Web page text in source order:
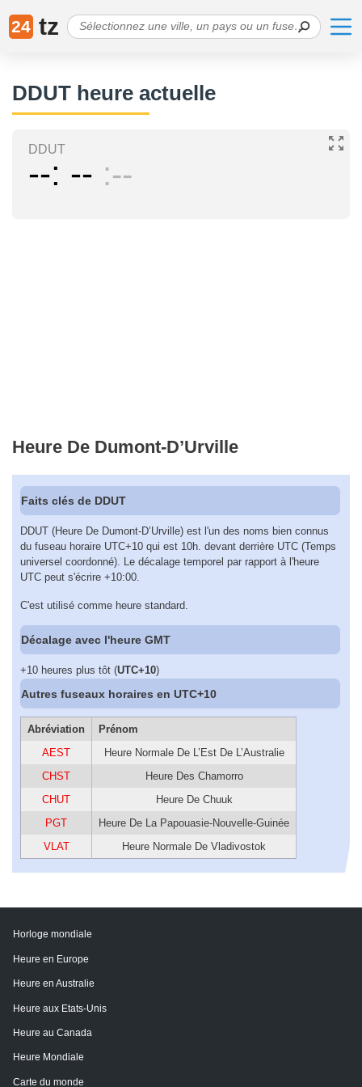
24 tz
DDUT heure actuelle
DDUT
-- -- --
Heure De Dumont-D’Urville
Faits clés de DDUT
DDUT (Heure De Dumont-D’Urville) est l'un des noms bien connus
du fuseau horaire UTC+10 qui est 10h. devant derrière UTC (Temps
universel coordonné). Le décalage temporel par rapport à l'heure
UTC peut s'écrire +10:00.
C'est utilisé comme heure standard.
Décalage avec l'heure GMT
+10 heures plus tôt (UTC+10)
Autres fuseaux horaires en UTC+10
Abréviation
Prénom
AEST
Heure Normale De L’Est De L’Australie
CHST
Heure Des Chamorro
CHUT
Heure De Chuuk
PGT
Heure De La Papouasie-Nouvelle-Guinée
VLAT
Heure Normale De Vladivostok
Horloge mondiale
Heure en Europe
Heure en Australie
Heure aux Etats-Unis
Heure au Canada
Heure Mondiale
Carte du monde